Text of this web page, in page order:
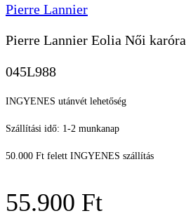
Pierre Lannier
Pierre Lannier Eolia Női karóra
045L988
INGYENES utánvét lehetőség
Szállítási idő: 1-2 munkanap
50.000 Ft felett INGYENES szállítás
55.900 Ft